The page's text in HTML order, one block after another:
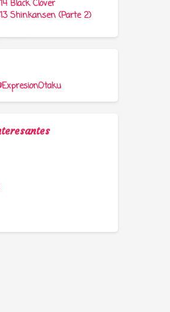
Black Clover
Shinkansen (Parte 2)